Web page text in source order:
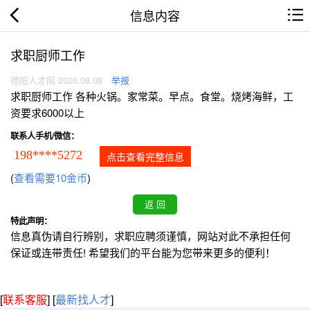
信息内容
求职厨师工作
德阳人才网 2026.08.08 举报
求职厨师工作 各种火锅。家常菜。早点。食堂。烧烤海鲜，工
资要求6000以上
联系人手机/微信：
198****5272 点击查看完整信息
(查看需要10金币)
特此声明：
信息真伪请自行辨别，求职应聘须谨慎，网站对此不承担任何
保证或连带责任! 希望我们的平台能为您带来更多的便利！
[联系客服] [最新找人才]